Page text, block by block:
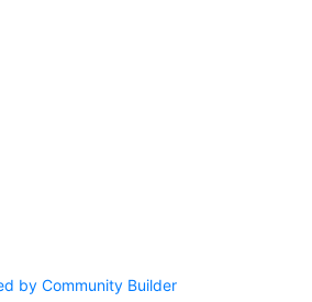
by Community Builder